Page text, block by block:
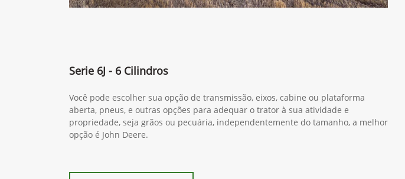
Serie 6J - 6 Cilindros
Você pode escolher sua opção de transmissão, eixos, cabine ou plataforma
aberta, pneus, e outras opções para adequar o trator à sua atividade e
propriedade, seja grãos ou pecuária, independentemente do tamanho, a melhor
opção é John Deere.